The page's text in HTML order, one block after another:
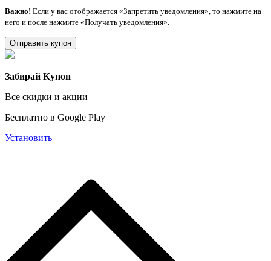
Важно! Если у вас отображается «Запретить уведомления», то нажмите на
него и после нажмите «Получать уведомления».
Отправить купон
Забирай Купон
Все скидки и акции
Бесплатно в Google Play
Установить